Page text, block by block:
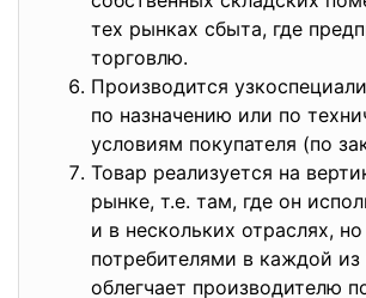
тех рынках сбыта, где
торговлю.
Производится
по назначению или по
условиям покупателя (по
Товар реализуется на
рынке, т.е. там, где он
и в нескольких отраслях,
потребителями в каждой из
облегчает производителю